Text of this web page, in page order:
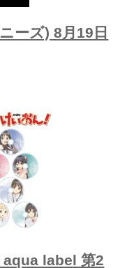
ーズ) 8月19日
label 第2